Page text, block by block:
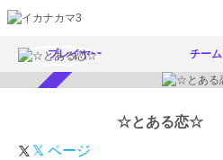
プレイヤー チーム
☆とある恋☆
𝕏 ページ